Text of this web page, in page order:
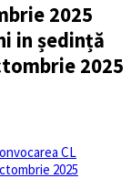
2025
in ședință
2025
CL
2025